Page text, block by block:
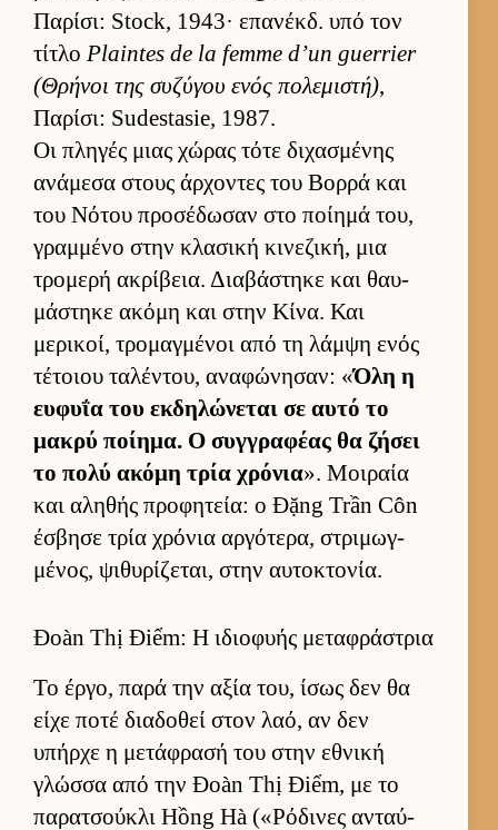
Παρίσι: Stock, 1943· επανέκδ. υπό τον
τίτλο Plaintes de la femme d’un guerrier
(Θρήνοι της συζύγου ενός πολεμιστή),
Παρίσι: Sudestasie, 1987.
Οι πληγές μιας χώρας τότε διχασμένης
ανάμεσα στους άρ­χοντες του Βορρά και
του Νότου προσέδωσαν στο ποί­ημά του,
γραμ­μένο στην κλασική κινεζική, μια
τρομερή ακρίβεια. Δια­βάστηκε και θαυ­
μάστηκε ακόμη και στην Κίνα. Και
μερικοί, τρομαγ­μένοι από τη λάμψη ενός
τέτοιου ταλέντου, αναφώνησαν: «Όλη η
ευ­φυΐα του εκ­δηλώνεται σε αυτό το
μακρύ ποί­ημα. Ο συγ­γραφέας θα ζήσει
το πολύ ακόμη τρία χρόνια». Μοι­ραία
και αληθής προφητεία: ο Đặng Trần Côn
έσβησε τρία χρόνια αρ­γότερα, στριμωγ­
μένος, ψιθυρίζεται, στην αυ­τοκτονία.
Đoàn Thị Điểm: Η ιδιοφυής μεταφράστρια
Το έρ­γο, παρά την αξία του, ίσως δεν θα
είχε ποτέ δια­δοθεί στον λαό, αν δεν
υπήρχε η μετάφρασή του στην εθνική
γλώσσα από την Đoàn Thị Điểm, με το
παρατσού­κλι Hồng Hà («Ρόδινες ανταύ­